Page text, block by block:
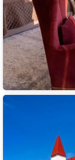
Гостевой